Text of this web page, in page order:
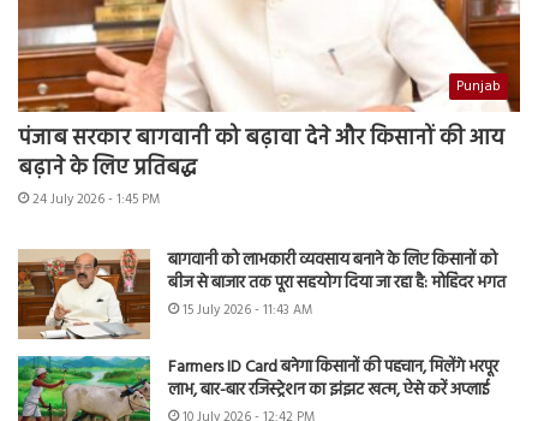
Punjab
पंजाब सरकार बागवानी को बढ़ावा देने और किसानों की आय
बढ़ाने के लिए प्रतिबद्ध
24 July 2026 - 1:45 PM
बागवानी को लाभकारी व्यवसाय बनाने के लिए किसानों को
बीज से बाजार तक पूरा सहयोग दिया जा रहा है: मोहिंदर भगत
15 July 2026 - 11:43 AM
Farmers ID Card बनेगा किसानों की पहचान, मिलेंगे भरपूर
लाभ, बार-बार रजिस्ट्रेशन का झंझट खत्म, ऐसे करें अप्लाई